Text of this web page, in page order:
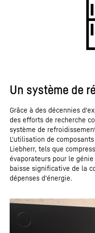
Un système de
Grâce à des décennies
des efforts de recherche
système de
L'utilisation de
Liebherr, tels que
évaporateurs pour le
baisse significative de la
dépenses d'énergie.